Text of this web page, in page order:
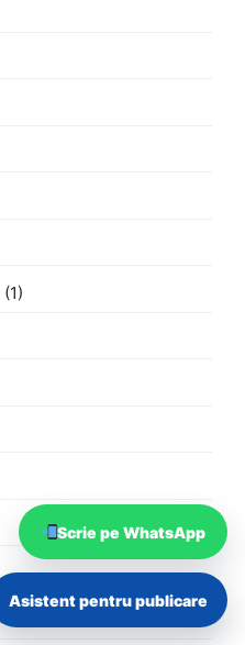
(1)
Scrie pe WhatsApp
Asistent pentru publicare